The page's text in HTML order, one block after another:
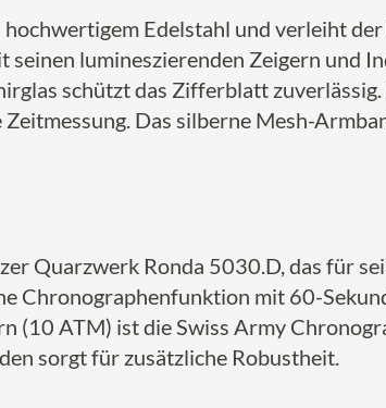
Edelstahl und verleiht
lumineszierenden Zeigern und
schützt das Zifferblatt zuverlässig.
Das silberne Mesh-
Quarzwerk Ronda 5030.D, das für
Chronographenfunktion mit 60-
(10 ATM) ist die Swiss Army
sorgt für zusätzliche Robustheit.